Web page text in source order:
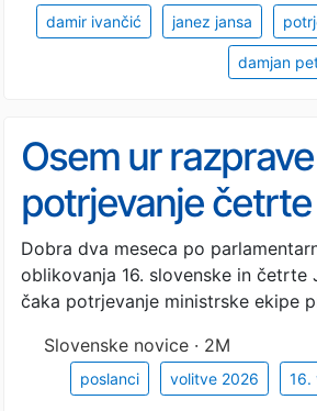
damir ivančić janez jansa
damjan
Osem ur
potrjevanje
Dobra dva meseca po
oblikovanja 16. slovenske in četrte
čaka potrjevanje ministrske ekipe
Slovenske novice · 2M
poslanci volitve 2026 16.